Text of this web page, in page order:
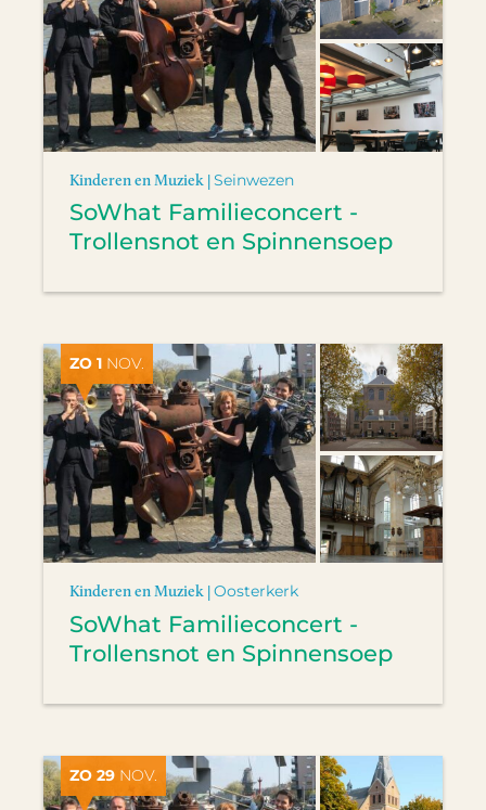
Kinderen en Muziek |Seinwezen
SoWhat Familieconcert -
Trollensnot en Spinnensoep
ZO 1 NOV.
Kinderen en Muziek |Oosterkerk
SoWhat Familieconcert -
Trollensnot en Spinnensoep
ZO 29 NOV.